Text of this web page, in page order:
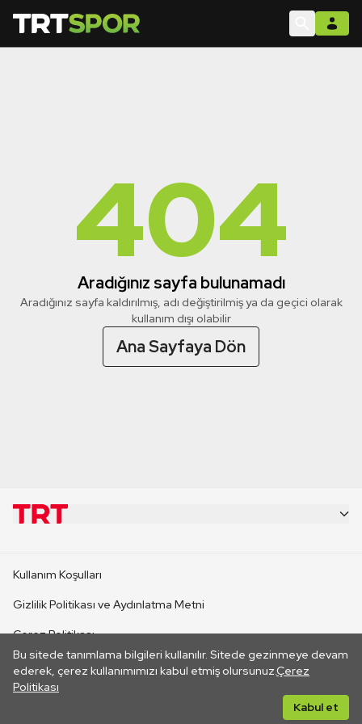
404
Aradığınız sayfa bulunamadı
Aradığınız sayfa kaldırılmış, adı değiştirilmiş ya da geçici olarak
kullanım dışı olabilir
Ana Sayfaya Dön
Bu sitede tanımlama bilgileri kullanılır. Sitede gezinmeye devam
ederek, çerez kullanımımızı kabul etmiş olursunuz.Çerez
Politikası
Kabul et
CANLI YAYINLAR
Kullanım Koşulları
Gizlilik Politikası ve Aydınlatma Metni
Çerez Politikası
İletişim
Her hakkı saklıdır. ©2026 TRT. Bağlantı yoluyla gidilen dış